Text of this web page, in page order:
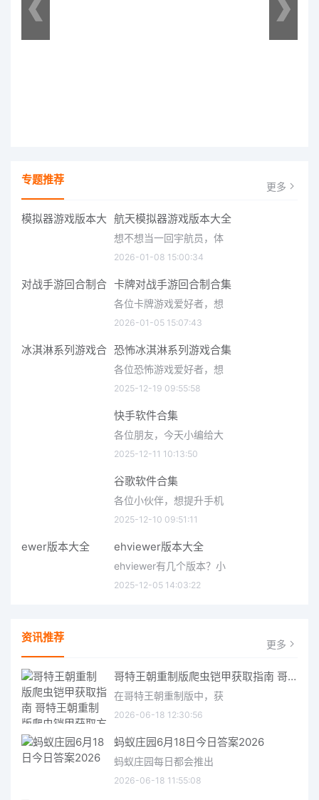
专题推荐 更多
航天模拟器游戏版本大全
想不想当一回宇航员，体
2026-01-08 15:00:34
卡牌对战手游回合制合集
各位卡牌游戏爱好者，想
2026-01-05 15:07:43
恐怖冰淇淋系列游戏合集
各位恐怖游戏爱好者，想
2025-12-19 09:55:58
快手软件合集
各位朋友，今天小编给大
2025-12-11 10:13:50
谷歌软件合集
各位小伙伴，想提升手机
2025-12-10 09:51:11
ehviewer版本大全
ehviewer有几个版本？小
2025-12-05 14:03:22
资讯推荐 更多
哥特王朝重制版爬虫铠甲获取指南 哥特王朝重制版爬虫铠甲获取方法
在哥特王朝重制版中，获
2026-06-18 12:30:56
蚂蚁庄园6月18日今日答案2026
蚂蚁庄园每日都会推出
2026-06-18 11:55:08